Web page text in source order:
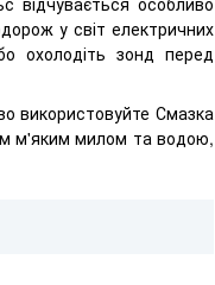
у світ електричних
охолодіть зонд перед
використовуйте Смазка
м'яким милом та водою,